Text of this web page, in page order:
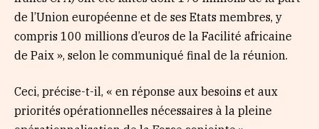
de l’Union européenne et de ses Etats membres, y
compris 100 millions d’euros de la Facilité africaine
de Paix », selon le communiqué final de la réunion.
Ceci, précise-t-il, « en réponse aux besoins et aux
priorités opérationnelles nécessaires à la pleine